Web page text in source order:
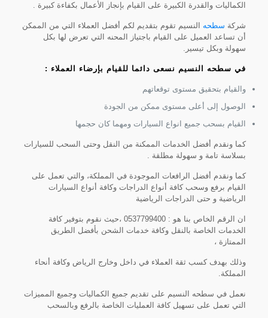
الكماليات والقدرة الكبيرة على القيام بإنجاز الأعمال بكفاءة كبيرة .
شركة سطحه النسيم تقوم بتقديم لكم أفضل العملاء التي من الممكن
أن تساعد العميل على القيام باجتياز المحنه التي تعرض لها بكل
سهولة وبكل تيسير.
في سطحه النسيم نسعى دائما للقيام بإرضاء العملاء :
والقيام بتحقيق مستوى توقعاتهم
الوصول إلى أعلى مستوى ممكن من الجودة
القيام بسحب جميع انواع السيارات ومهما كان حجمها
كما ونقدم أفضل الخدمات الممكنة من النقل وحتى السحب للسيارات
بسلاسة تامة و سهولة مطلقة .
كما ونقدم أفضل الرافعات الموجودة في المملكة، والتي تعمل على
القيام برفع وسحب كافة أنواع الدراجات وكافة أنواع السيارات
الرياضية و حتى الدراجات الرياضية
ان الرقم الخاص بنا هو : 0537799400 ،حيث نقوم بتوفير كافة
الخدمات الخاصة بالنقل وكافة خدمات الشحن بأفضل الطريق
الممتازة ،
وذلك بهدف كسب ثقة العملاء في داخل وخارج الرياض وكافة أنحاء
المملكة.
نعمل في سطحه النسيم على تقديم جميع الكماليات وجميع المميزات
التي تعمل على تسهيل كافة العمليات الخاصة بالرفع وبالسحب